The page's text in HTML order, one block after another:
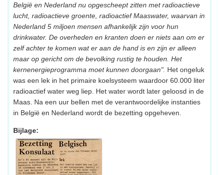
België en Nederland nu opgescheept zitten met radioactieve
lucht, radioactieve groente, radioactief Maaswater, waarvan in
Nederland 5 miljoen mensen afhankelijk zijn voor hun
drinkwater. De overheden en kranten doen er niets aan om er
zelf achter te komen wat er aan de hand is en zijn er alleen
maar op gericht om de bevolking rustig te houden. Het
kernenergieprogramma moet kunnen doorgaan". Het ongeluk
was een lek in het primaire koelsysteem waardoor 60.000 liter
radioactief water weg liep. Het water wordt later geloosd in de
Maas. Na een uur bellen met de verantwoordelijke instanties
in België en Nederland wordt de bezetting opgeheven.
Bijlage: